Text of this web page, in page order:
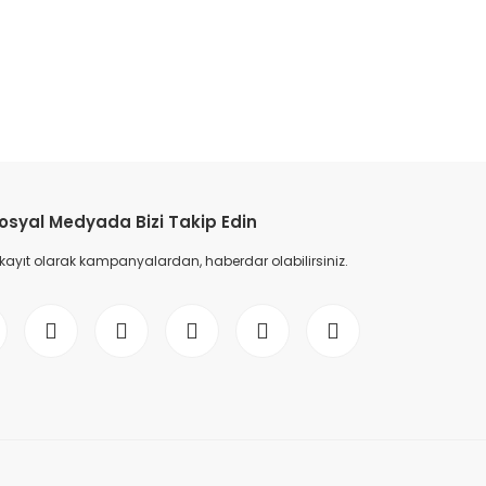
Medyada Bizi Takip Edin
olarak kampanyalardan, haberdar olabilirsiniz.